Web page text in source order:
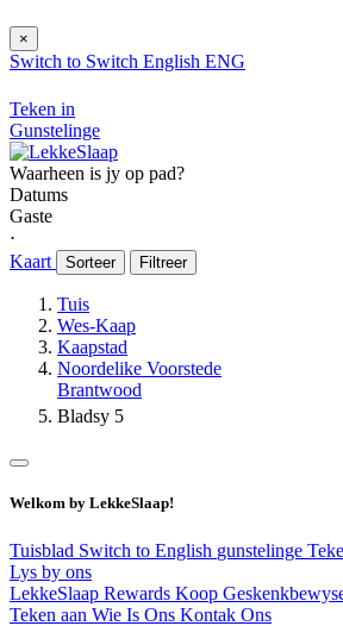
×
Switch to Switch English ENG
Teken in
Gunstelinge
Waarheen is jy op pad?
Datums
Gaste
⋅
Kaart
Sorteer Filtreer
Tuis
Wes-Kaap
Kaapstad
Noordelike Voorstede
Brantwood
Bladsy 5
Welkom by LekkeSlaap!
Tuisblad Switch to English gunstelinge
Lys by ons
LekkeSlaap Rewards Koop
Teken aan Wie Is Ons Kontak Ons